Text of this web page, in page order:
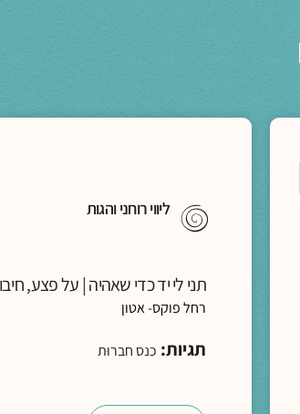
ליווי רוחני והגות
תני לי יד כדי שאהיה | על פצע,
רחל פוקס- אטון
תגיות: כנס חברוּת